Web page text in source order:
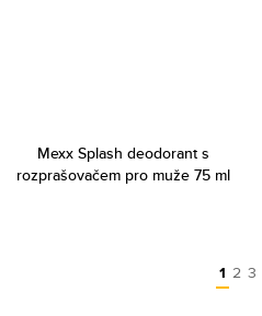
Mexx Splash deodorant s
rozprašovačem pro muže 75 ml
1 2 3